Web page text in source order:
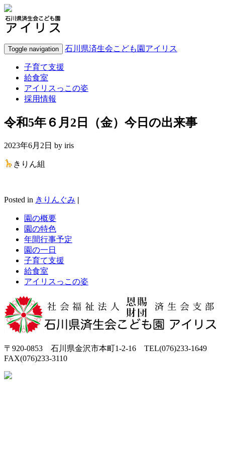
Toggle navigation 石川県済生会こども園アイリス
子育て支援
給食室
アイリスっこの姿
採用情報
令和5年６月2日（金）今日の出来事
2023年6月2日 by iris
きりん組
Posted in きりんぐみ |
園の概要
園の特色
年間行事予定
園の一日
子育て支援
給食室
アイリスっこの姿
〒920-0853 石川県金沢市本町1-2-16 TEL(076)233-1649
FAX(076)233-3110